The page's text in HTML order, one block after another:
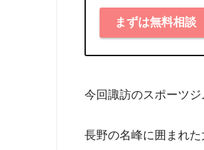
まずは無料相談
今回諏訪のスポーツジ
長野の名峰に囲まれ